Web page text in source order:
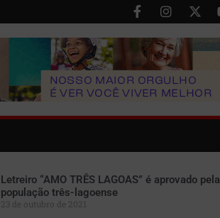
Letreiro “AMO TRÊS LAGOAS” é aprovado pela
população três-lagoense
23 de outubro de 2021